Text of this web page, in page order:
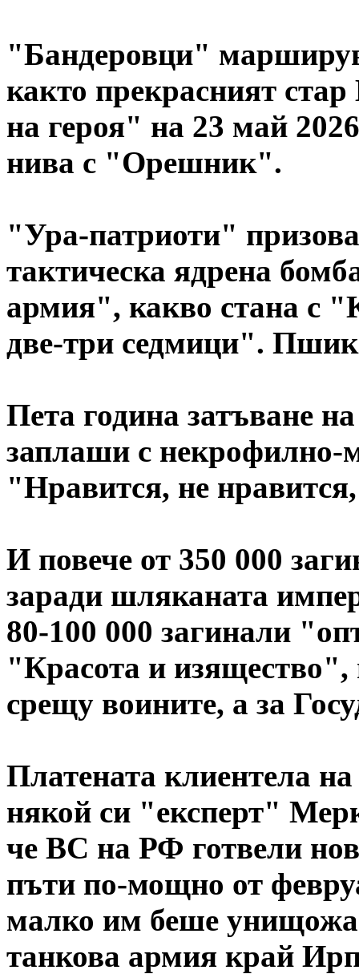
"Бандеровци"
както прекрасният
на героя" на 23 май
нива с "Орешник".
"Ура-патриоти"
тактическа ядрена
армия", какво стана с
две-три седмици".
Пета година затъване
заплаши с
"Нравится, не
И повече от 350 000
заради шляканата
80-100 000 загинали
"Красота и изящество",
срещу воините, а за
Платената клиентела
някой си "експерт"
че ВС на РФ готвели
пъти по-мощно от
малко им беше
танкова армия край